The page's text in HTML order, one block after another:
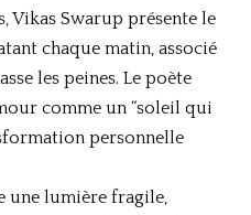
Vikas Swarup présente le
chaque matin, associé
les peines. Le poète
comme un “soleil qui
personnelle
une lumière fragile,